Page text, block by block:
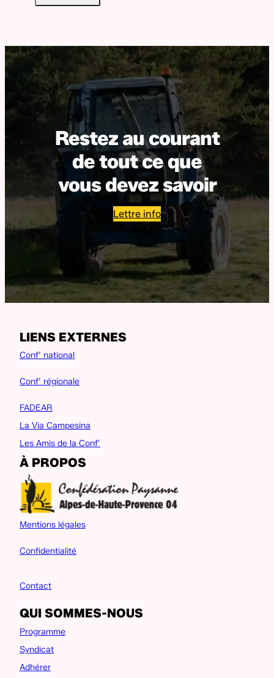
Restez au courant
de tout ce que
vous devez savoir
Lettre info
LIENS EXTERNES
Conf’ national
Conf’ régionale
FADEAR
La Via Campesina
Les Amis de la Conf’
À PROPOS
Mentions légales
Confidentialité
Contact
QUI SOMMES-NOUS
Programme
Syndicat
Adhérer